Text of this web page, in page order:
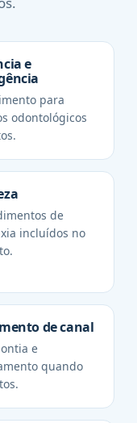
e
para
odontológicos
de
incluídos no
de canal
e
quando